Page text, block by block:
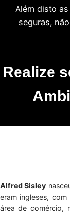
Além disto
seguras,
Realize
Alfred Sisley
eram ingleses,
área de comércio,